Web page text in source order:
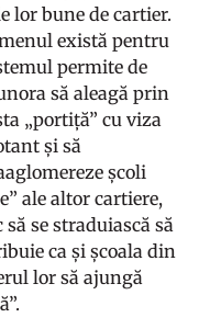
lor bune de cartier.
există pentru
permite de
să aleagă prin
„portiță” cu viza
și să
școli
ale altor cartiere,
să se straduiască să
ca și școala din
lor să ajungă